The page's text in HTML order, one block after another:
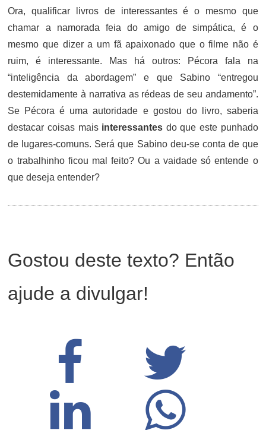
Ora, qualificar livros de interessantes é o mesmo que
chamar a namorada feia do amigo de simpática, é o
mesmo que dizer a um fã apaixonado que o filme não é
ruim, é interessante. Mas há outros: Pécora fala na
“inteligência da abordagem” e que Sabino “entregou
destemidamente à narrativa as rédeas de seu andamento”.
Se Pécora é uma autoridade e gostou do livro, saberia
destacar coisas mais interessantes do que este punhado
de lugares-comuns. Será que Sabino deu-se conta de que
o trabalhinho ficou mal feito? Ou a vaidade só entende o
que deseja entender?
Gostou deste texto? Então
ajude a divulgar!